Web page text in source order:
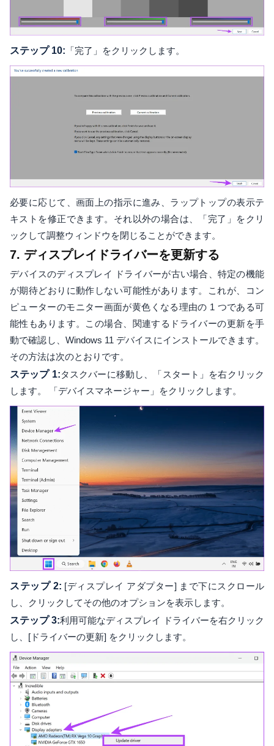
ステップ 10: 「完了」をクリックします。
必要に応じて、画面上の指示に進み、ラップトップの表示テ
キストを修正できます。それ以外の場合は、「完了」をクリ
ックして調整ウィンドウを閉じることができます。
7. ディスプレイドライバーを更新する
デバイスのディスプレイ ドライバーが古い場合、特定の機能
が期待どおりに動作しない可能性があります。これが、コン
ピューターのモニター画面が黄色くなる理由の 1 つである可
能性もあります。この場合、関連するドライバーの更新を手
動で確認し、Windows 11 デバイスにインストールできます。
その方法は次のとおりです。
ステップ 1:タスクバーに移動し、「スタート」を右クリック
します。 「デバイスマネージャー」をクリックします。
ステップ 2: [ディスプレイ アダプター] まで下にスクロール
し、クリックしてその他のオプションを表示します。
ステップ 3:利用可能なディスプレイ ドライバーを右クリック
し、[ドライバーの更新] をクリックします。